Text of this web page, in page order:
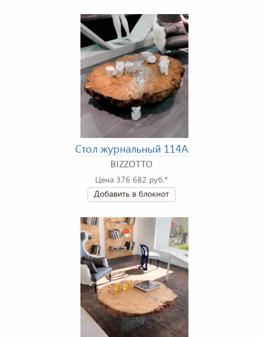
Стол журнальный 114A
BIZZOTTO
Цена 376 682 руб.*
Добавить в блокнот